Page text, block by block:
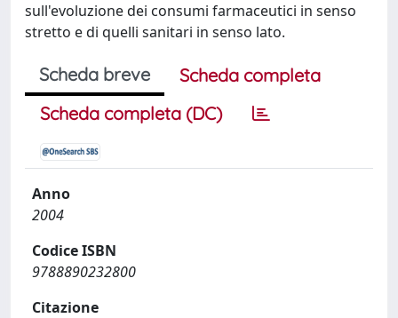
sull'evoluzione dei consumi farmaceutici in senso
stretto e di quelli sanitari in senso lato.
Scheda breve
Scheda completa
Scheda completa (DC)
Anno
2004
Codice ISBN
9788890232800
Citazione